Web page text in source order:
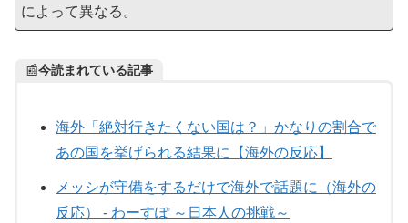
によって異なる。
📰今読まれている記事
海外「絶対行きたくない国は？」かなりの割合で
あの国を挙げられる結果に【海外の反応】
メッシが守備をするだけで海外で話題に（海外の
反応） - わーすぽ ～日本人の挑戦～